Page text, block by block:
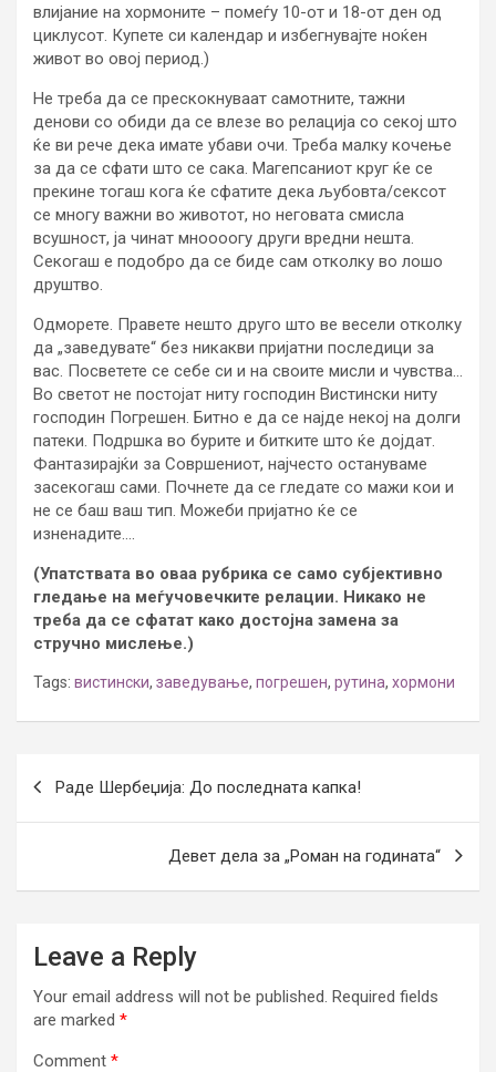
влијание на хормоните – помеѓу 10-от и 18-от ден од
циклусот. Купете си календар и избегнувајте ноќен
живот во овој период.)
Не треба да се прескокнуваат самотните, тажни
денови со обиди да се влезе во релација со секој што
ќе ви рече дека имате убави очи. Треба малку кочење
за да се сфати што се сака. Магепсаниот круг ќе се
прекине тогаш кога ќе сфатите дека љубовта/сексот
се многу важни во животот, но неговата смисла
всушност, ја чинат мноооогу други вредни нешта.
Секогаш е подобро да се биде сам отколку во лошо
друштво.
Одморете. Правете нешто друго што ве весели отколку
да „заведувате“ без никакви пријатни последици за
вас. Посветете се себе си и на своите мисли и чувства…
Во светот не постојат ниту господин Вистински ниту
господин Погрешен. Битно е да се најде некој на долги
патеки. Подршка во бурите и битките што ќе дојдат.
Фантазирајќи за Совршениот, најчесто остануваме
засекогаш сами. Почнете да се гледате со мажи кои и
не се баш ваш тип. Можеби пријатно ќе се
изненадите….
(Упатствата во оваа рубрика се само субјективно
гледање на меѓучовечките релации. Никако не
треба да се сфатат како достојна замена за
стручно мислење.)
Tags: вистински, заведување, погрешен, рутина, хормони
navigation
Раде Шербеџија: До последната капка!
Девет дела за „Роман на годината“
Leave a Reply
Your email address will not be published. Required fields
are marked *
Comment *